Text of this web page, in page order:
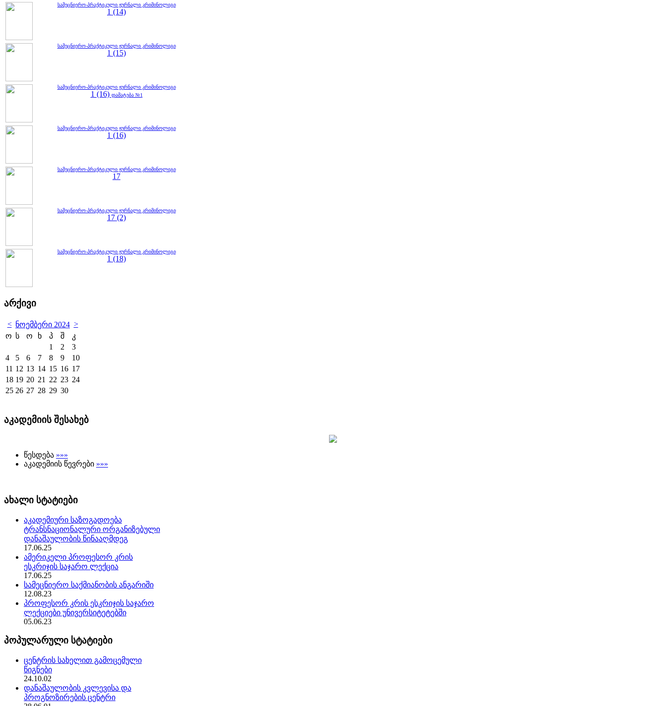
სამეცნიერო-პრაქტიკული ჟურნალი კრიმინოლიგი
1 (14)
სამეცნიერო-პრაქტიკული ჟურნალი კრიმინოლიგი
1 (15)
სამეცნიერო-პრაქტიკული ჟურნალი კრიმინოლიგი
1 (16) დამატება №1
სამეცნიერო-პრაქტიკული ჟურნალი კრიმინოლიგი
1 (16)
სამეცნიერო-პრაქტიკული ჟურნალი კრიმინოლიგი
17
სამეცნიერო-პრაქტიკული ჟურნალი კრიმინოლიგი
17 (2)
სამეცნიერო-პრაქტიკული ჟურნალი კრიმინოლიგი
1 (18)
არქივი
< ნოემბერი 2024 >
ო ს ო ხ პ შ
კ
1
2
3
4
5 6 7 8 9
10
11 12 13 14 15 16 17
18 19 20 21 22 23 24
25 26 27 28 29 30
აკადემიის შესახებ
წესდება »»»
აკადემიის წევრები »»»
ახალი სტატიები
აკადემიური საზოგადოება
ტრანსნაციონალური ორგანიზებული
დანაშაულობის წინააღმდეგ
17.06.25
ამერიკელი პროფესორ კრის
ესკრიჯის საჯარო ლექცია
17.06.25
სამეცნიერო საქმიანობის ანგარიში
12.08.23
პროფესორ კრის ესკრიჯის საჯარო
ლექციები უნივერსიტეტებში
05.06.23
პოპულარული სტატიები
ცენტრის სახელით გამოცემული
წიგნები
24.10.02
დანაშაულობის კვლევისა და
პროგნოზირების ცენტრი